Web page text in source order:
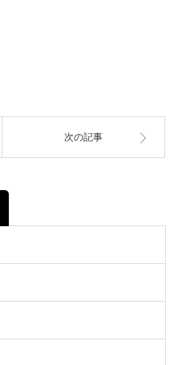
次の記事